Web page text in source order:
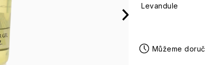
Levandule